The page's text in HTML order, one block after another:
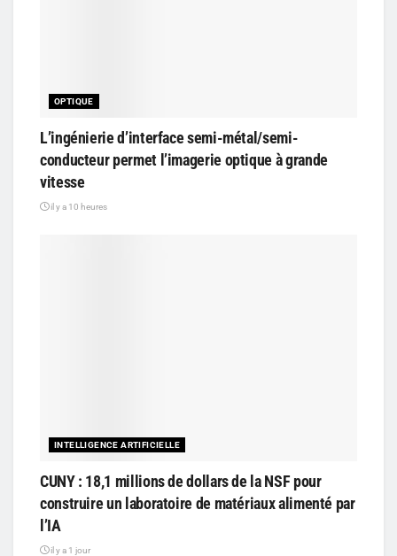
OPTIQUE
L’ingénierie d’interface semi-métal/semi-
conducteur permet l’imagerie optique à grande
vitesse
il y a 10 heures
INTELLIGENCE ARTIFICIELLE
CUNY : 18,1 millions de dollars de la NSF pour
construire un laboratoire de matériaux alimenté par
l’IA
il y a 1 jour